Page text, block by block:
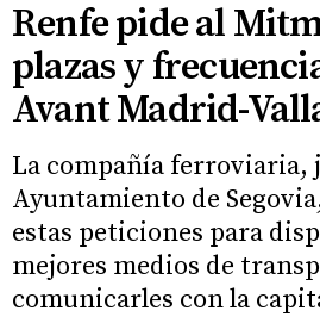
Renfe pide al
plazas y
Avant Madrid-
La compañía ferroviaria,
Ayuntamiento de
estas peticiones para
mejores medios de
comunicarles con la